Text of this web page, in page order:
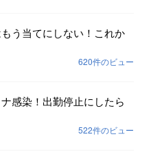
う当てにしない！これか
620件のビュー
感染！出勤停止にしたら
522件のビュー